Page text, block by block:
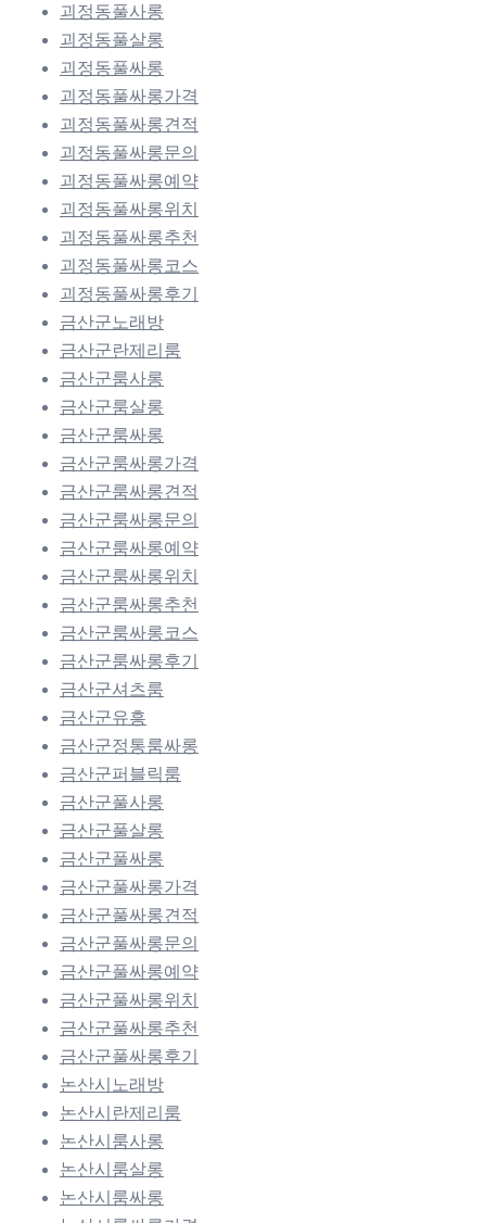
괴정동풀사롱
괴정동풀살롱
괴정동풀싸롱
괴정동풀싸롱가격
괴정동풀싸롱견적
괴정동풀싸롱문의
괴정동풀싸롱예약
괴정동풀싸롱위치
괴정동풀싸롱추천
괴정동풀싸롱코스
괴정동풀싸롱후기
금산군노래방
금산군란제리룸
금산군룸사롱
금산군룸살롱
금산군룸싸롱
금산군룸싸롱가격
금산군룸싸롱견적
금산군룸싸롱문의
금산군룸싸롱예약
금산군룸싸롱위치
금산군룸싸롱추천
금산군룸싸롱코스
금산군룸싸롱후기
금산군셔츠룸
금산군유흥
금산군정통룸싸롱
금산군퍼블릭룸
금산군풀사롱
금산군풀살롱
금산군풀싸롱
금산군풀싸롱가격
금산군풀싸롱견적
금산군풀싸롱문의
금산군풀싸롱예약
금산군풀싸롱위치
금산군풀싸롱추천
금산군풀싸롱후기
논산시노래방
논산시란제리룸
논산시룸사롱
논산시룸살롱
논산시룸싸롱